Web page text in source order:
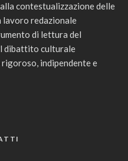
contestualizzazione delle
lavoro redazionale
di lettura del
dibattito culturale
indipendente e